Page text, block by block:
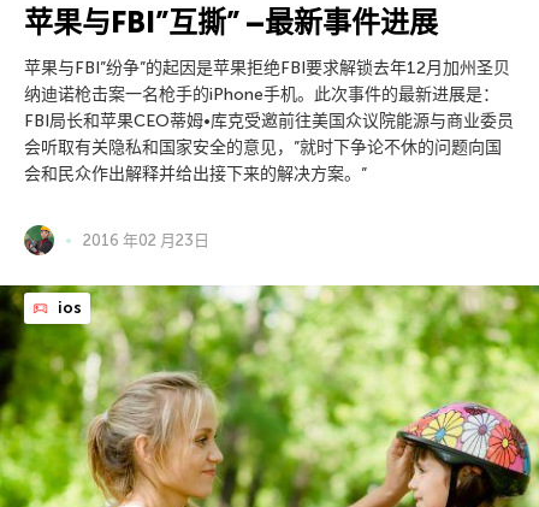
苹果与FBI”互撕” –最新事件进展
苹果与FBI”纷争”的起因是苹果拒绝FBI要求解锁去年12月加州圣贝
纳迪诺枪击案一名枪手的iPhone手机。此次事件的最新进展是：
FBI局长和苹果CEO蒂姆•库克受邀前往美国众议院能源与商业委员
会听取有关隐私和国家安全的意见，”就时下争论不休的问题向国
会和民众作出解释并给出接下来的解决方案。”
2016 年02 月23日
ios